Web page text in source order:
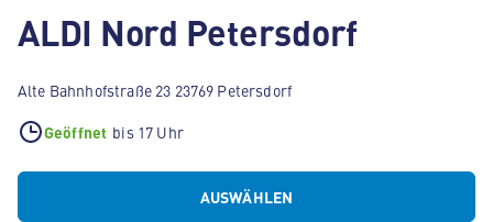
ALDI Nord Petersdorf
Alte Bahnhofstraße 23 23769 Petersdorf
Geöffnet bis 17 Uhr
AUSWÄHLEN